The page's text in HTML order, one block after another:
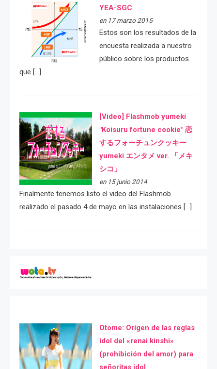
YEA-SGC
en 17 marzo 2015
Estos son los resultados de la
encuesta realizada a nuestro
público sobre los productos
que […]
[Video] Flashmob yumeki
"Koisuru fortune cookie" 恋
するフォーチュンクッキー
yumeki エンタメ ver. 「メキ
シコ」
en 15 junio 2014
Finalmente tenemos listo el video del Flashmob
realizado el pasado 4 de mayo en las instalaciones […]
Otome: Orígen de las reglas
idol del «renai kinshi»
(prohibición del amor) para
señoritas idol